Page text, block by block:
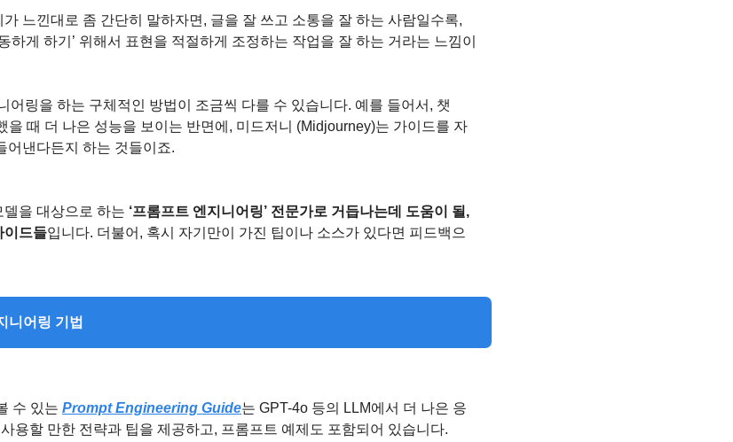
느낀대로 좀 간단히 말하자면, 글을 잘 쓰고 소통을 잘 하는 사람일수록,
하게 하기’ 위해서 표현을 적절하게 조정하는 작업을 잘 하는 거라는 느낌이
어링을 하는 구체적인 방법이 조금씩 다를 수 있습니다. 예를 들어서, 챗
을 때 더 나은 성능을 보이는 반면에, 미드저니 (Midjourney)는 가이드를 자
어낸다든지 하는 것들이죠.
을 대상으로 하는 ‘프롬프트 엔지니어링’ 전문가로 거듭나는데 도움이 될,
이드들입니다. 더불어, 혹시 자기만이 가진 팁이나 소스가 있다면 피드백으
니어링 기법
수 있는 Prompt Engineering Guide는 GPT-4o 등의 LLM에서 더 나은 응
용할 만한 전략과 팁을 제공하고, 프롬프트 예제도 포함되어 있습니다.